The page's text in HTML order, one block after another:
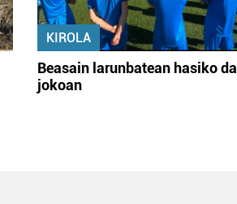
KIROLA
Beasain larunbatean hasiko da
jokoan